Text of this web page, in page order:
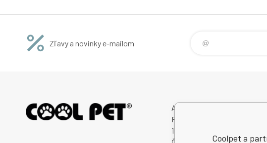
Zľavy a novinky e-mailom
Avitex,s.r.o.
Rybná 716/24
11000 Praha 1
Coolpet a